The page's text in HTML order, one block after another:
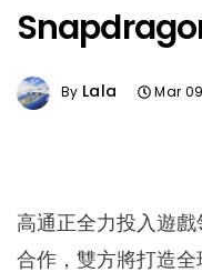
By Lala Mar
高通正全力投入遊戲
合作，雙方將打造